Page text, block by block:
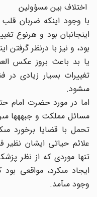
اختلاف بین مسؤولین
با وجود اینکه ضربان
اینجانبان بود و هرنوع
بود، و نیز با درنظر گرفتن
یا بد باعث ‏بروز عکس
تغییرات بسیار زیادى در
مى‏شود.
اما در مورد حضرت امام
مسائل مملکت و جبهه‏ها
تحمل با قضایا برخورد
علائم حیاتى ایشان نظیر
تنها موردى که از نظر
ایجاد مى‏کرد، مواقعى بود
وجود مى‏آمد.